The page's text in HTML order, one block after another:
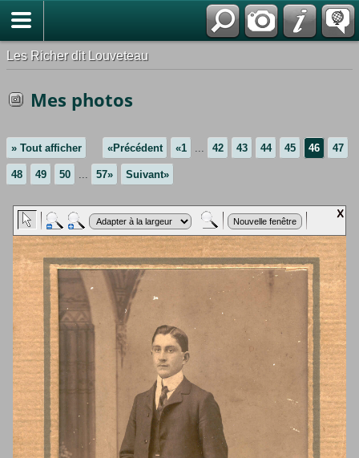
Les Richer dit Louveteau
Mes photos
» Tout afficher «Précédent «1 ... 42 43 44 45 46 47
48 49 50 ... 57» Suivant»